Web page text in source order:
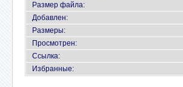
Размер файла:
Добавлен:
Размеры:
Просмотрен:
Ссылка:
Избранные: